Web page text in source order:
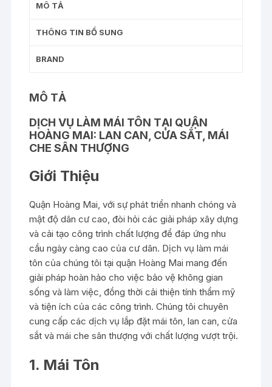
Che
số
MÔ TẢ
THÔNG TIN BỔ SUNG
BRAND
MÔ TẢ
DỊCH VỤ LÀM MÁI TÔN TẠI QUẬN
HOÀNG MAI: LAN CAN, CỬA SẮT, MÁI
CHE SÂN THƯỢNG
Giới Thiệu
Quận Hoàng Mai, với sự phát triển nhanh chóng và
mật độ dân cư cao, đòi hỏi các giải pháp xây dựng
và cải tạo công trình chất lượng để đáp ứng nhu
cầu ngày càng cao của cư dân. Dịch vụ làm mái
tôn của chúng tôi tại quận Hoàng Mai mang đến
giải pháp hoàn hảo cho việc bảo vệ không gian
sống và làm việc, đồng thời cải thiện tính thẩm mỹ
và tiện ích của các công trình. Chúng tôi chuyên
cung cấp các dịch vụ lắp đặt mái tôn, lan can, cửa
sắt và mái che sân thượng với chất lượng vượt trội.
1. Mái Tôn